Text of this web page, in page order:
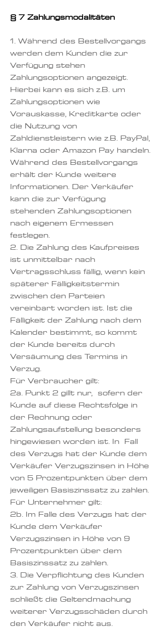
§ 7 Zahlungsmodalitäten
1. Während des Bestellvorgangs
werden dem Kunden die zur
Verfügung stehen
Zahlungsoptionen angezeigt.
Hierbei kann es sich z.B. um
Zahlungsoptionen wie
Vorauskasse, Kreditkarte oder
die Nutzung von
Zahldienstleistern wie z.B. PayPal,
Klarna oder Amazon Pay handeln.
Während des Bestellvorgangs
erhält der Kunde weitere
Informationen. Der Verkäufer
kann die zur Verfügung
stehenden Zahlungsoptionen
nach eigenem Ermessen
festlegen.
2. Die Zahlung des Kaufpreises
ist unmittelbar nach
Vertragsschluss fällig, wenn kein
späterer Fälligkeitstermin
zwischen den Parteien
vereinbart worden ist. Ist die
Fälligkeit der Zahlung nach dem
Kalender bestimmt, so kommt
der Kunde bereits durch
Versäumung des Termins in
Verzug.
Für Verbraucher gilt:
2a. Punkt 2 gillt nur, sofern der
Kunde auf diese Rechtsfolge in
der Rechnung oder
Zahlungsaufstellung besonders
hingewiesen worden ist. In Fall
des Verzugs hat der Kunde dem
Verkäufer Verzugszinsen in Höhe
von 5 Prozentpunkten über dem
jeweiligen Basiszinssatz zu zahlen.
Für Unternehmer gilt:
2b. Im Falle des Verzugs hat der
Kunde dem Verkäufer
Verzugszinsen in Höhe von 9
Prozentpunkten über dem
Basiszinssatz zu zahlen.
3. Die Verpflichtung des Kunden
zur Zahlung von Verzugszinsen
schließt die Geltendmachung
weiterer Verzugsschäden durch
den Verkäufer nicht aus.